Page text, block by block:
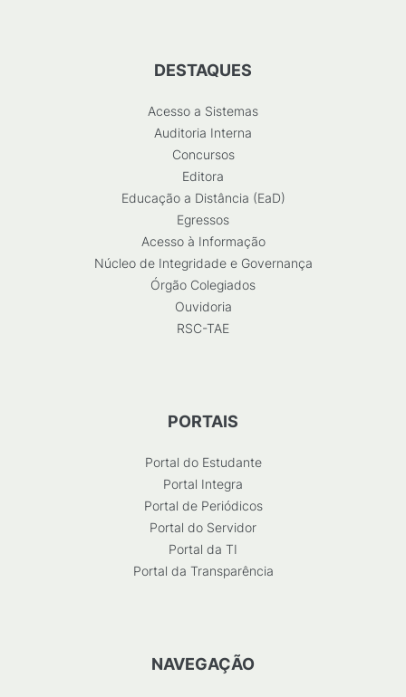
DESTAQUES
Acesso a Sistemas
Auditoria Interna
Concursos
Editora
Educação a Distância (EaD)
Egressos
Acesso à Informação
Núcleo de Integridade e Governança
Órgão Colegiados
Ouvidoria
RSC-TAE
PORTAIS
Portal do Estudante
Portal Integra
Portal de Periódicos
Portal do Servidor
Portal da TI
Portal da Transparência
NAVEGAÇÃO